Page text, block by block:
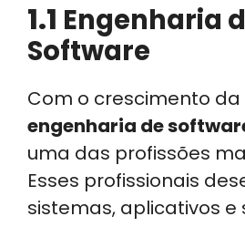
1.1 Engenharia
Software
Com o crescimento
engenharia de
uma das profissões
Esses profissionais
sistemas, aplicativos e